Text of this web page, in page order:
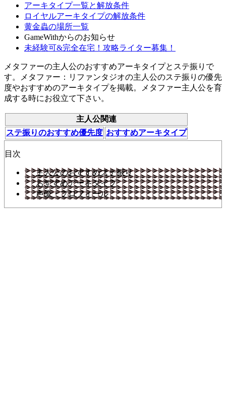
アーキタイプ一覧と解放条件
ロイヤルアーキタイプの解放条件
黄金蟲の場所一覧
GameWithからのお知らせ
未経験可&完全在宅！攻略ライター募集！
メタファーの主人公のおすすめアーキタイプとステ振りで
す。メタファー：リファンタジオの主人公のステ振りの優先
度やおすすめのアーキタイプを掲載。メタファー主人公を育
成する時にお役立て下さい。
主人公関連
ステ振りのおすすめ優先度 おすすめアーキタイプ
目次
主人公のおすすめステ振り
おすすめアーキタイプ
声優・プロフィール